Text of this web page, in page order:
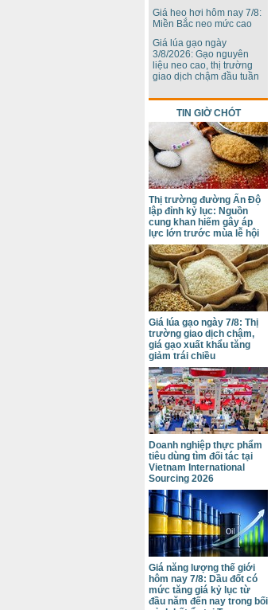
Giá heo hơi hôm nay 7/8:
Miền Bắc neo mức cao
Giá lúa gạo ngày
3/8/2026: Gạo nguyên
liệu neo cao, thị trường
giao dịch chậm đầu tuần
TIN GIỜ CHÓT
Thị trường đường Ấn Độ
lập đỉnh kỷ lục: Nguồn
cung khan hiếm gây áp
lực lớn trước mùa lễ hội
Giá lúa gạo ngày 7/8: Thị
trường giao dịch chậm,
giá gạo xuất khẩu tăng
giảm trái chiều
Doanh nghiệp thực phẩm
tiêu dùng tìm đối tác tại
Vietnam International
Sourcing 2026
Giá năng lượng thế giới
hôm nay 7/8: Dầu đốt có
mức tăng giá kỷ lục từ
đầu năm đến nay trong bối